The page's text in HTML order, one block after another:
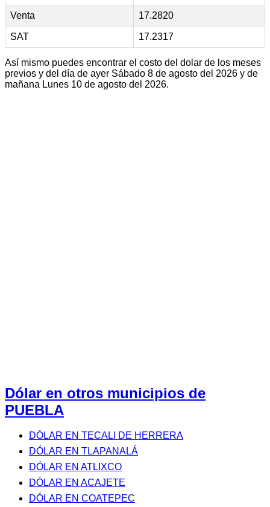
Venta 17.2820
SAT 17.2317
Así mismo puedes encontrar el costo del dolar de los meses
previos y del día de ayer Sábado 8 de agosto del 2026 y de
mañana Lunes 10 de agosto del 2026.
Dólar en otros municipios de
PUEBLA
DÓLAR EN TECALI DE HERRERA
DÓLAR EN TLAPANALÁ
DÓLAR EN ATLIXCO
DÓLAR EN ACAJETE
DÓLAR EN COATEPEC